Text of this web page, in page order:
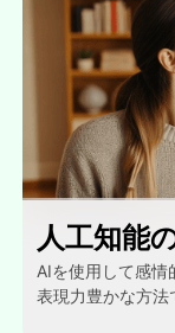
人工知能
AIを使用して感
表現力豊かな方法